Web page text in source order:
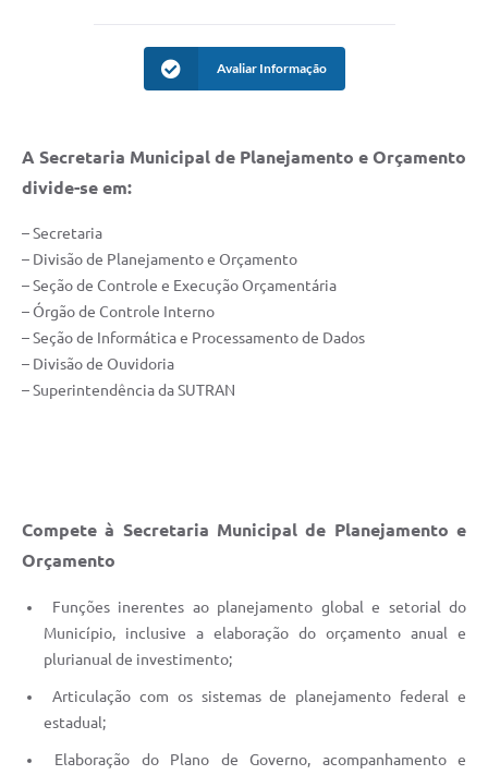
Avaliar Informação
A Secretaria Municipal de Planejamento e Orçamento
divide-se em:
– Secretaria
– Divisão de Planejamento e Orçamento
– Seção de Controle e Execução Orçamentária
– Órgão de Controle Interno
– Seção de Informática e Processamento de Dados
– Divisão de Ouvidoria
– Superintendência da SUTRAN
Compete à Secretaria Municipal de Planejamento e
Orçamento
Funções inerentes ao planejamento global e setorial do
Município, inclusive a elaboração do orçamento anual e
plurianual de investimento;
Articulação com os sistemas de planejamento federal e
estadual;
Elaboração do Plano de Governo, acompanhamento e